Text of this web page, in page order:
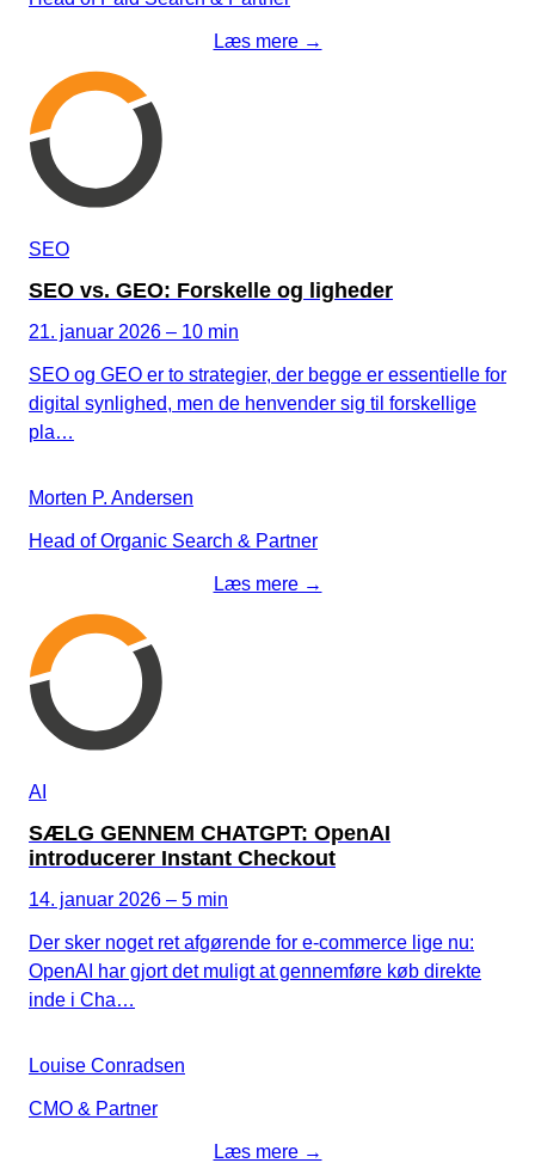
Læs mere →
SEO
SEO vs. GEO: Forskelle og ligheder
21. januar 2026 – 10 min
SEO og GEO er to strategier, der begge er essentielle for
digital synlighed, men de henvender sig til forskellige
pla…
Morten P. Andersen
Head of Organic Search & Partner
Læs mere →
AI
SÆLG GENNEM CHATGPT: OpenAI
introducerer Instant Checkout
14. januar 2026 – 5 min
Der sker noget ret afgørende for e-commerce lige nu:
OpenAI har gjort det muligt at gennemføre køb direkte
inde i Cha…
Louise Conradsen
CMO & Partner
Læs mere →